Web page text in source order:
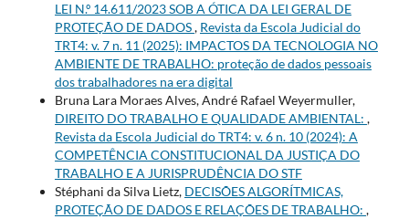
LEI N.º 14.611/2023 SOB A ÓTICA DA LEI GERAL DE
PROTEÇÃO DE DADOS, Revista da Escola Judicial do
TRT4: v. 7 n. 11 (2025): IMPACTOS DA TECNOLOGIA NO
AMBIENTE DE TRABALHO: proteção de dados pessoais
dos trabalhadores na era digital
Bruna Lara Moraes Alves, André Rafael Weyermuller,
DIREITO DO TRABALHO E QUALIDADE AMBIENTAL: ,
Revista da Escola Judicial do TRT4: v. 6 n. 10 (2024): A
COMPETÊNCIA CONSTITUCIONAL DA JUSTIÇA DO
TRABALHO E A JURISPRUDÊNCIA DO STF
Stéphani da Silva Lietz, DECISÕES ALGORÍTMICAS,
PROTEÇÃO DE DADOS E RELAÇÕES DE TRABALHO: ,